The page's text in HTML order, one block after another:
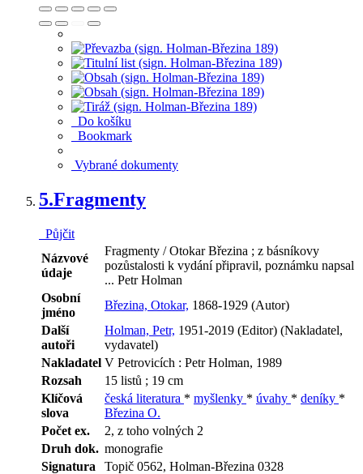
Do košíku
Bookmark
Vybrané dokumenty
5.Fragmenty
Půjčit
Názvové
údaje
Fragmenty / Otokar Březina ; z básníkovy
pozůstalosti k vydání připravil, poznámku napsal
... Petr Holman
Osobní
jméno
Březina, Otokar, 1868-1929 (Autor)
Další
autoři
Holman, Petr, 1951-2019 (Editor) (Nakladatel,
vydavatel)
Nakladatel V Petrovicích : Petr Holman, 1989
Rozsah
15 listů ; 19 cm
Klíčová
slova
česká literatura * myšlenky * úvahy * deníky *
Březina O.
Počet ex.
2, z toho volných 2
Druh dok. monografie
Signatura
Topič 0562, Holman-Březina 0328